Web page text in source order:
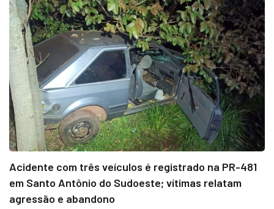
Acidente com três veículos é registrado na PR-481
em Santo Antônio do Sudoeste; vítimas relatam
agressão e abandono